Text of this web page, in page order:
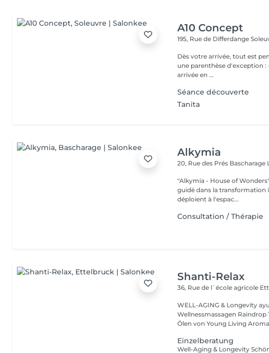
A10 Concept
195, Rue de Differdange
Dès votre arrivée, tout est
une parenthèse d'exception : - Parking privé et gratuit, pour une
arrivée en ...
Séance découverte
Tanita
Alkymia
20, Rue des Prés Bascharage
"Alkymia - House of Wonders" -
guidé dans la transformation
déploient à l'espac...
Consultation / Thérapie
Shanti-Relax
36, Rue de l`école agricole
WELL-AGING & Longevity ayurvedische und indische
Wellnessmassagen
Ölen von Young Living
Einzelberatung